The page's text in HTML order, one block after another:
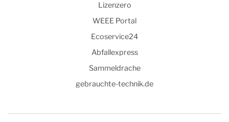
Lizenzero
WEEE Portal
Ecoservice24
Abfallexpress
Sammeldrache
gebrauchte-technik.de